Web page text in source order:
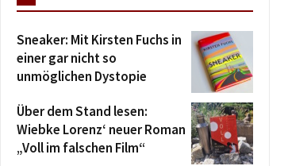
Sneaker: Mit Kirsten Fuchs in
einer gar nicht so
unmöglichen Dystopie
Über dem Stand lesen:
Wiebke Lorenz‘ neuer Roman
„Voll im falschen Film“